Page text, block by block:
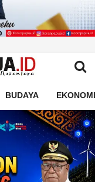
BUDAYA EKONOMI